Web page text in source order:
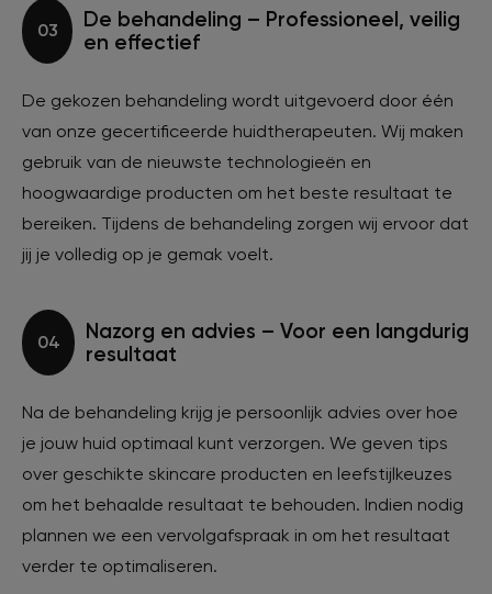
03
De behandeling – Professioneel, veilig
en effectief
De gekozen behandeling wordt uitgevoerd door één
van onze gecertificeerde huidtherapeuten. Wij maken
gebruik van de nieuwste technologieën en
hoogwaardige producten om het beste resultaat te
bereiken. Tijdens de behandeling zorgen wij ervoor dat
jij je volledig op je gemak voelt.
04
Nazorg en advies – Voor een langdurig
resultaat
Na de behandeling krijg je persoonlijk advies over hoe
je jouw huid optimaal kunt verzorgen. We geven tips
over geschikte skincare producten en leefstijlkeuzes
om het behaalde resultaat te behouden. Indien nodig
plannen we een vervolgafspraak in om het resultaat
verder te optimaliseren.